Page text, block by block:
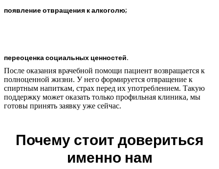
появление отвращения к алкоголю;
переоценка социальных ценностей.
После оказания врачебной помощи пациент возвращается к
полноценной жизни. У него формируется отвращение к
спиртным напиткам, страх перед их употреблением. Такую
поддержку может оказать только профильная клиника, мы
готовы принять заявку уже сейчас.
Почему стоит довериться
именно нам